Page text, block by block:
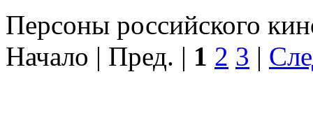
Персоны российского
Начало | Пред. | 1 2 3 |